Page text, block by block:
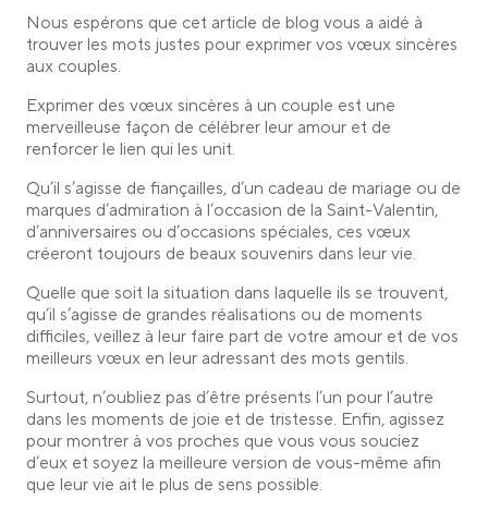
Nous espérons que cet article de blog vous a aidé à
trouver les mots justes pour exprimer vos vœux sincères
aux couples.
Exprimer des vœux sincères à un couple est une
merveilleuse façon de célébrer leur amour et de
renforcer le lien qui les unit.
Qu’il s’agisse de fiançailles, d’un cadeau de mariage ou de
marques d’admiration à l’occasion de la Saint-Valentin,
d’anniversaires ou d’occasions spéciales, ces vœux
créeront toujours de beaux souvenirs dans leur vie.
Quelle que soit la situation dans laquelle ils se trouvent,
qu’il s’agisse de grandes réalisations ou de moments
difficiles, veillez à leur faire part de votre amour et de vos
meilleurs vœux en leur adressant des mots gentils.
Surtout, n’oubliez pas d’être présents l’un pour l’autre
dans les moments de joie et de tristesse. Enfin, agissez
pour montrer à vos proches que vous vous souciez
d’eux et soyez la meilleure version de vous-même afin
que leur vie ait le plus de sens possible.